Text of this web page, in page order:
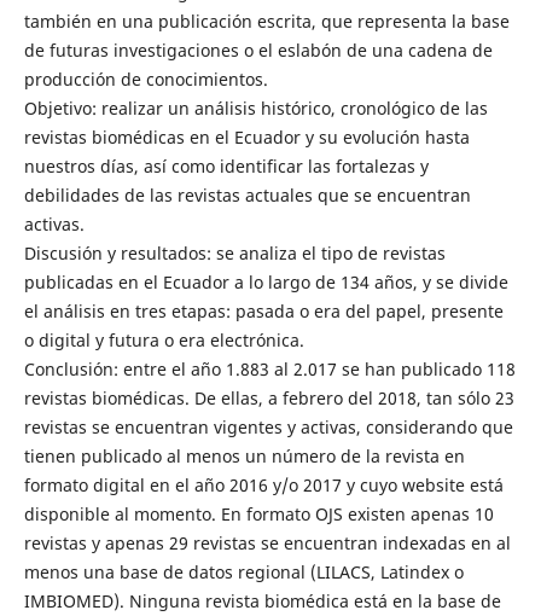
también en una publicación escrita, que representa la base
de futuras investigaciones o el eslabón de una cadena de
producción de conocimientos.
Objetivo: realizar un análisis histórico, cronológico de las
revistas biomédicas en el Ecuador y su evolución hasta
nuestros días, así como identificar las fortalezas y
debilidades de las revistas actuales que se encuentran
activas.
Discusión y resultados: se analiza el tipo de revistas
publicadas en el Ecuador a lo largo de 134 años, y se divide
el análisis en tres etapas: pasada o era del papel, presente
o digital y futura o era electrónica.
Conclusión: entre el año 1.883 al 2.017 se han publicado 118
revistas biomédicas. De ellas, a febrero del 2018, tan sólo 23
revistas se encuentran vigentes y activas, considerando que
tienen publicado al menos un número de la revista en
formato digital en el año 2016 y/o 2017 y cuyo website está
disponible al momento. En formato OJS existen apenas 10
revistas y apenas 29 revistas se encuentran indexadas en al
menos una base de datos regional (LILACS, Latindex o
IMBIOMED). Ninguna revista biomédica está en la base de